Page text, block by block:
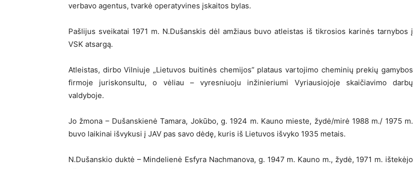
verbavo agentus, tvarkė operatyvines įskaitos bylas.
Pašlijus sveikatai 1971 m. N.Dušanskis dėl amžiaus buvo atleistas iš tikrosios karinės tarnybos į
VSK atsargą.
Atleistas, dirbo Vilniuje „Lietuvos buitinės chemijos” plataus vartojimo cheminių prekių gamybos
firmoje juriskonsultu, o vėliau – vyresniuoju inžinieriumi Vyriausiojoje skaičiavimo darbų
valdyboje.
Jo žmona – Dušanskienė Tamara, Jokūbo, g. 1924 m. Kauno mieste, žydė/mirė 1988 m./ 1975 m.
buvo laikinai išvykusi į JAV pas savo dėdę, kuris iš Lietuvos išvyko 1935 metais.
N.Dušanskio duktė – Mindelienė Esfyra Nachmanova, g. 1947 m. Kauno m., žydė, 1971 m. ištekėjo